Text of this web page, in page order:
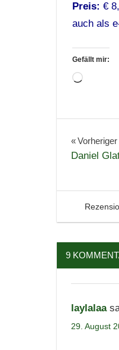
Preis: €
auch als
Gefällt mir:
Wird
Chick-
Rezension
Daniel
29.
9
laylalaa
29. August